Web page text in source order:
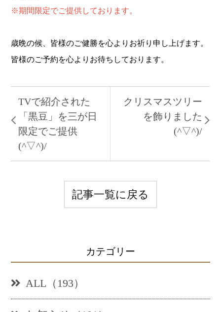
※期間限定でご提供しております。
歳晩の候、皆様のご健勝を心よりお祈り申し上げます。
皆様のご予約を心よりお待ちしております。
TVで紹介された
「黒豆」を三が日
限定でご提供
(^▽^)/
クリスマスツリー
を飾りました
(^▽^)/
記事一覧に戻る
カテゴリー
ALL（193）